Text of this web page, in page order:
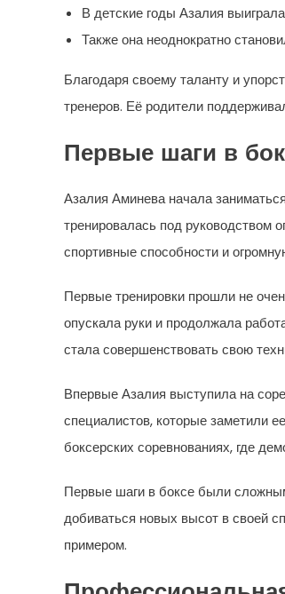
В детские годы Азалия
Также она неоднократно
Благодаря своему таланту и
тренеров. Её родители
Первые шаги в
Азалия Аминева начала
тренировалась под руководством
спортивные способности и
Первые тренировки прошли не
опускала руки и продолжала
стала совершенствовать свою
Впервые Азалия выступила на
специалистов, которые заметили
боксерских соревнованиях, где
Первые шаги в боксе были
добиваться новых высот в своей
примером.